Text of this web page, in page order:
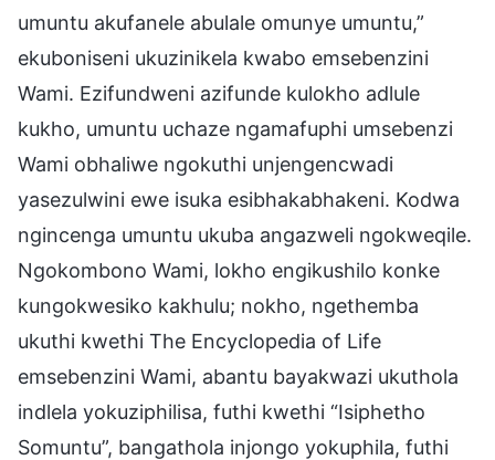
umuntu akufanele abulale omunye umuntu,”
ekuboniseni ukuzinikela kwabo emsebenzini
Wami. Ezifundweni azifunde kulokho adlule
kukho, umuntu uchaze ngamafuphi umsebenzi
Wami obhaliwe ngokuthi unjengencwadi
yasezulwini ewe isuka esibhakabhakeni. Kodwa
ngincenga umuntu ukuba angazweli ngokweqile.
Ngokombono Wami, lokho engikushilo konke
kungokwesiko kakhulu; nokho, ngethemba
ukuthi kwethi The Encyclopedia of Life
emsebenzini Wami, abantu bayakwazi ukuthola
indlela yokuziphilisa, futhi kwethi “Isiphetho
Somuntu”, bangathola injongo yokuphila, futhi